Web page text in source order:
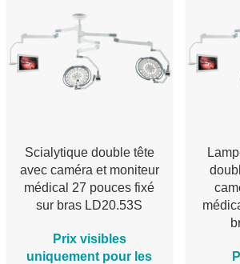
Scialytique double tête
avec caméra et moniteur
médical 27 pouces fixé
sur bras LD20.53S
Prix visibles
uniquement pour les